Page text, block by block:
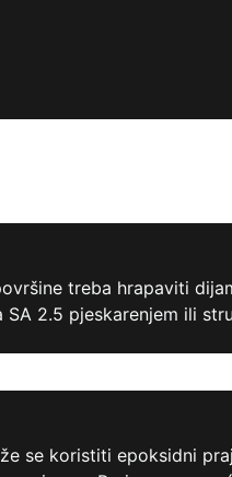
treba hrapaviti
2.5 pjeskarenjem ili
se koristiti epoksidni